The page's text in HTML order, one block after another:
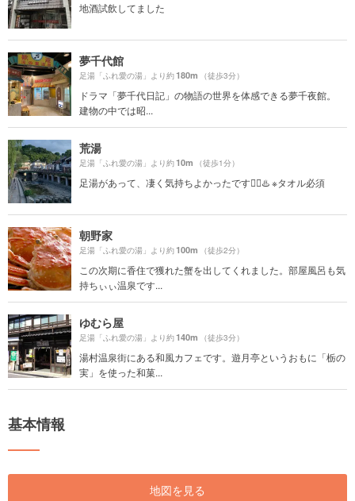
地酒試飲してました
夢千代館
足湯「ふれ愛の湯」より約180m （徒歩3分）
ドラマ「夢千代日記」の物語の世界を体感できる夢千夜館。
建物の中では昭...
荒湯
足湯「ふれ愛の湯」より約10m （徒歩1分）
足湯があって、凄く気持ちよかったです😮‍💨♨️ ※タオル必須
朝野家
足湯「ふれ愛の湯」より約100m （徒歩2分）
この次期に香住で獲れた蟹を出してくれました。部屋風呂も気
持ちぃぃ温泉です...
ゆむら屋
足湯「ふれ愛の湯」より約140m （徒歩3分）
湯村温泉街にある和風カフェです。遊月亭というおもに「栃の
実」を使った和菓...
基本情報
地図を見る